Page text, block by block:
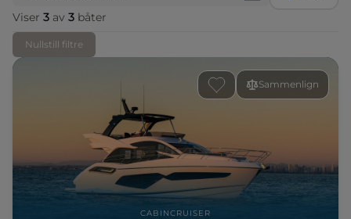
Viser 3 av 3 båter
Nullstill filtre
Sammenlign
CABINCRUISER